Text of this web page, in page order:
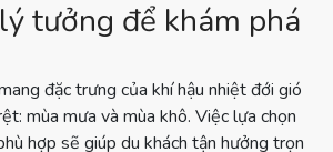
tưởng để khám phá
đặc trưng của khí hậu nhiệt đới gió
mùa mưa và mùa khô. Việc lựa chọn
hợp sẽ giúp du khách tận hưởng trọn